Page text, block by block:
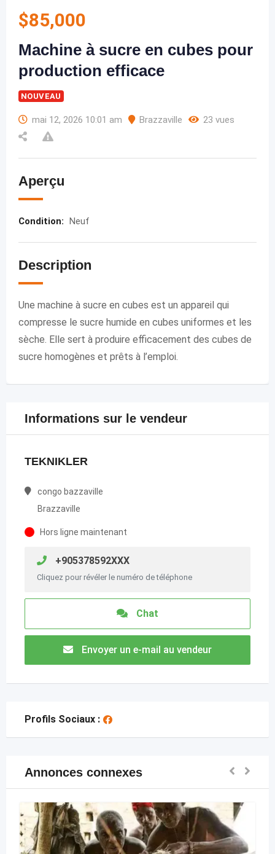
$85,000
Machine à sucre en cubes pour
production efficace
NOUVEAU
mai 12, 2026 10:01 am Brazzaville 23 vues
Aperçu
Condition: Neuf
Description
Une machine à sucre en cubes est un appareil qui
compresse le sucre humide en cubes uniformes et les
sèche. Elle sert à produire efficacement des cubes de
sucre homogènes et prêts à l’emploi.
Informations sur le vendeur
TEKNIKLER
congo bazzaville
Brazzaville
Hors ligne maintenant
+905378592XXX
Cliquez pour révéler le numéro de téléphone
Chat
Envoyer un e-mail au vendeur
Profils Sociaux :
Annonces connexes